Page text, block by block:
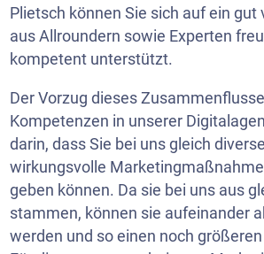
Plietsch können Sie sich auf ein gut
aus Allroundern sowie Experten
kompetent unterstützt.
Der Vorzug dieses
Kompetenzen in unserer
darin, dass Sie bei uns gleich
wirkungsvolle
geben können. Da sie bei uns aus
stammen, können sie aufeinander
werden und so einen noch